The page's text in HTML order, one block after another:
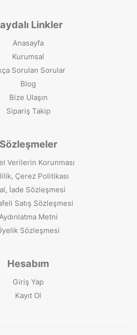
Linkler
Anasayfa
Kurumsal
Sorulan Sorular
Blog
Bize Ulaşın
Sipariş Takip
Sözleşmeler
Verilerin Korunması
Çerez Politikası
İade Sözleşmesi
Satış Sözleşmesi
Aydınlatma Metni
Sözleşmesi
Hesabım
Giriş Yap
Kayıt Ol